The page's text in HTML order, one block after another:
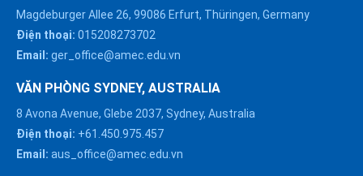
Magdeburger Allee 26, 99086 Erfurt, Thüringen, Germany
Điện thoại: 015208273702
Email: ger_office@amec.edu.vn
VĂN PHÒNG SYDNEY, AUSTRALIA
8 Avona Avenue, Glebe 2037, Sydney, Australia
Điện thoại: +61.450.975.457
Email: aus_office@amec.edu.vn